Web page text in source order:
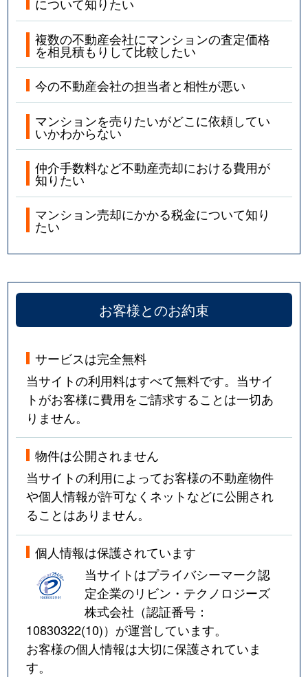
について知りたい
複数の不動産会社にマンションの査定価格
を相見積もりして比較したい
今の不動産会社の担当者と相性が悪い
マンションを売りたいがどこに依頼してい
いかわからない
仲介手数料など不動産売却における費用が
知りたい
マンション売却にかかる税金について知り
たい
お客様とのお約束
サービスは完全無料
当サイトの利用料はすべて無料です。当サイ
トがお客様に費用をご請求することは一切あ
りません。
物件は公開されません
当サイトの利用によってお客様の不動産物件
や個人情報が許可なくネットなどに公開され
ることはありません。
個人情報は保護されています
当サイトはプライバシーマーク認
定企業のリビン・テクノロジーズ
株式会社（認証番号：
10830322(10)）が運営しています。
お客様の個人情報は大切に保護されていま
す。